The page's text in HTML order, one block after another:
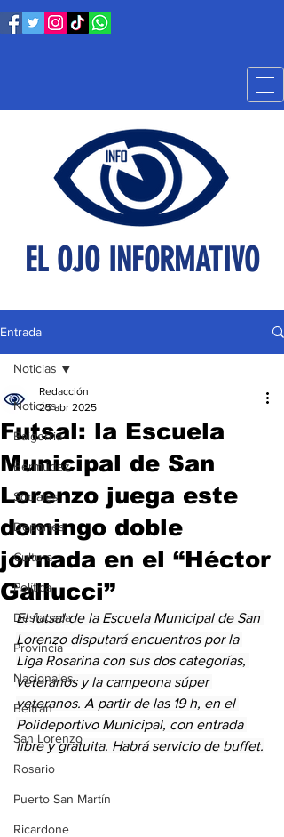
EL OJO INFORMATIVO
Entrada
Noticias
Baigorria
Bermúdez
Sociales
Deportes
Cultura
Política
Destacada
Provincia
Nacionales
Beltrán
San Lorenzo
Rosario
Puerto San Martín
Ricardone
Noticias
Futsal: la Escuela
Municipal de San
Lorenzo juega este
domingo doble
jornada en el “Héctor
Gallucci”
Redacción
25 abr 2025
El futsal de la Escuela Municipal de San
Lorenzo disputará encuentros por la
Liga Rosarina con sus dos categorías,
veteranos y la campeona súper
veteranos. A partir de las 19 h, en el
Polideportivo Municipal, con entrada
libre y gratuita. Habrá servicio de buffet.